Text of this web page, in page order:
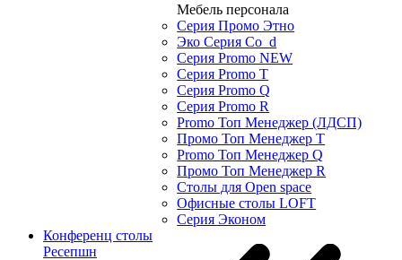
Мебель персонала
Серия Промо Этно
Эко Серия Co_d
Серия Promo NEW
Серия Promo T
Серия Promo Q
Серия Promo R
Promo Топ Менеджер (ЛДСП)
Промо Топ Менеджер T
Promo Топ Менеджер Q
Промо Топ Менеджер R
Столы для Open space
Офисные столы LOFT
Серия Эконом
Конференц столы
Ресепшн